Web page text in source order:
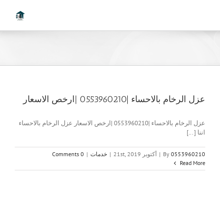
عزل الرخام بالاحساء |0553960210 |ارخص الاسعار
عزل الرخام بالاحساء |0553960210 |ارخص الاسعار عزل الرخام بالاحساء
اننا [...]
By 0553960210
| أكتوبر 21st, 2019 | خدمات |
0 Comments
Read More